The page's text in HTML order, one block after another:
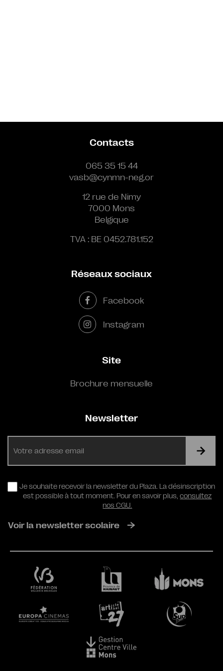
Contacts
065 35 15 44
vasb@cynmn-neg.or
12 rue de Nimy
7000 Mons
Belgique
TVA : BE 0452.781.152
Réseaux sociaux
Facebook
Instagram
Site
Brochure mensuelle
Newsletter
RGPD
Je souhaite recevoir la newsletter du Plaza. La désinscription
est possible à tout moment. Pour en savoir plus,consultez
nos CGU.
Voir la newsletter scolaire